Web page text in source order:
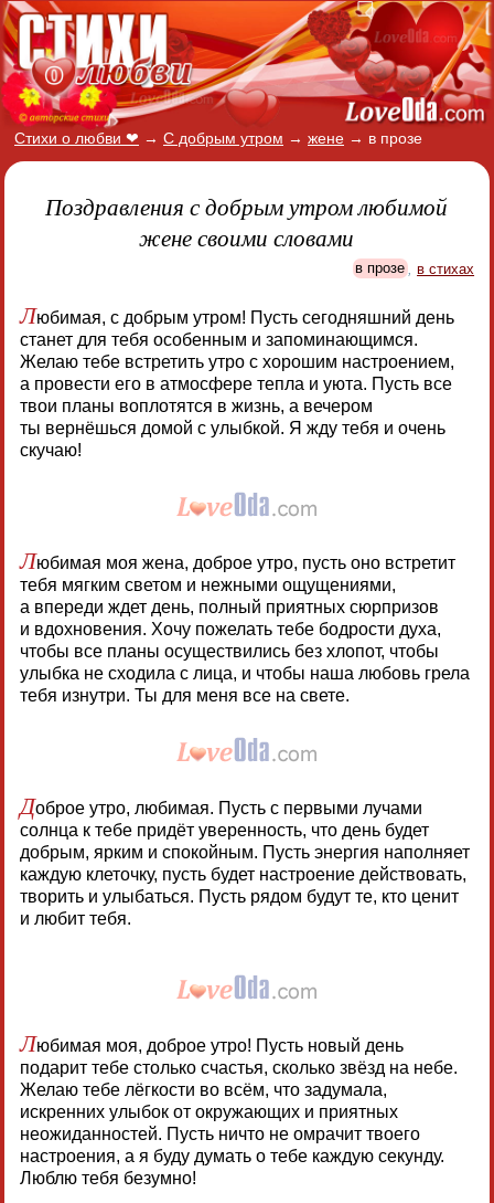
Стихи о любви ❤ → С добрым утром → жене → в прозе
Поздравления с добрым утром любимой
жене своими словами
в прозе в стихах
Любимая, с добрым утром! Пусть сегодняшний день
станет для тебя особенным и запоминающимся.
Желаю тебе встретить утро с хорошим настроением,
а провести его в атмосфере тепла и уюта. Пусть все
твои планы воплотятся в жизнь, а вечером
ты вернёшься домой с улыбкой. Я жду тебя и очень
скучаю!
Любимая моя жена, доброе утро, пусть оно встретит
тебя мягким светом и нежными ощущениями,
а впереди ждет день, полный приятных сюрпризов
и вдохновения. Хочу пожелать тебе бодрости духа,
чтобы все планы осуществились без хлопот, чтобы
улыбка не сходила с лица, и чтобы наша любовь грела
тебя изнутри. Ты для меня все на свете.
Доброе утро, любимая. Пусть с первыми лучами
солнца к тебе придёт уверенность, что день будет
добрым, ярким и спокойным. Пусть энергия наполняет
каждую клеточку, пусть будет настроение действовать,
творить и улыбаться. Пусть рядом будут те, кто ценит
и любит тебя.
Любимая моя, доброе утро! Пусть новый день
подарит тебе столько счастья, сколько звёзд на небе.
Желаю тебе лёгкости во всём, что задумала,
искренних улыбок от окружающих и приятных
неожиданностей. Пусть ничто не омрачит твоего
настроения, а я буду думать о тебе каждую секунду.
Люблю тебя безумно!